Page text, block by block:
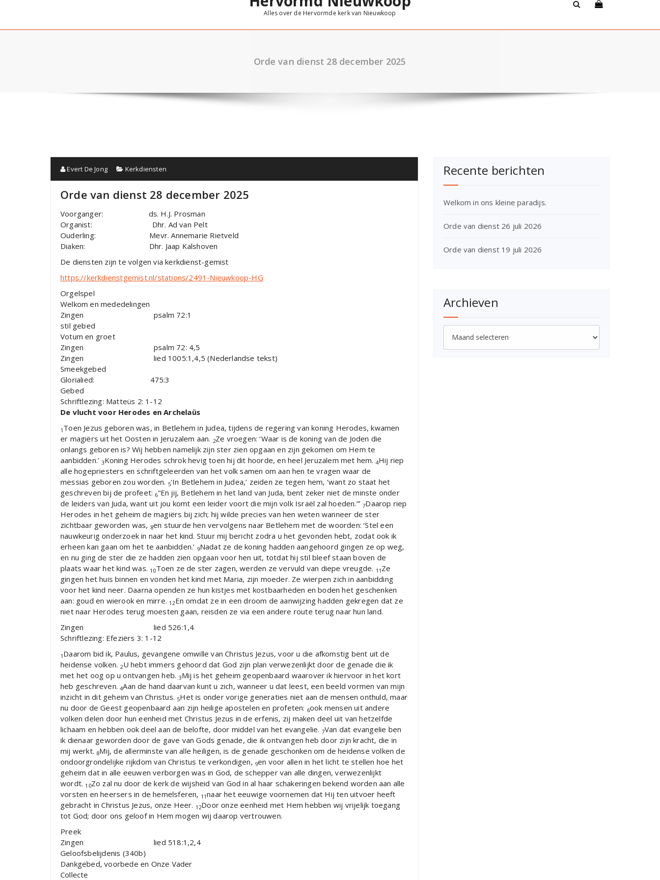
Alles over de Hervormde kerk van Nieuwkoop
Orde van dienst 28 december 2025
Evert De Jong Kerkdiensten
Orde van dienst 28 december 2025
Voorganger: ds. H.J. Prosman
Organist: Dhr. Ad van Pelt
Ouderling: Mevr. Annemarie Rietveld
Diaken: Dhr. Jaap Kalshoven
De diensten zijn te volgen via kerkdienst-gemist
https://kerkdienstgemist.nl/stations/2491-Nieuwkoop-HG
Orgelspel
Welkom en mededelingen
Zingen psalm 72:1
stil gebed
Votum en groet
Zingen psalm 72: 4,5
Zingen lied 1005:1,4,5 (Nederlandse tekst)
Smeekgebed
Glorialied: 475:3
Gebed
Schriftlezing: Matteüs 2: 1-12
De vlucht voor Herodes en Archelaüs
1 Toen Jezus geboren was, in Betlehem in Judea, tijdens de regering van koning Herodes, kwamen
er magiërs uit het Oosten in Jeruzalem aan. 2Ze vroegen: ‘Waar is de koning van de Joden die
onlangs geboren is? Wij hebben namelijk zijn ster zien opgaan en zijn gekomen om Hem te
aanbidden.’ 3Koning Herodes schrok hevig toen hij dit hoorde, en heel Jeruzalem met hem. 4Hij riep
alle hogepriesters en schriftgeleerden van het volk samen om aan hen te vragen waar de
messias geboren zou worden. 5‘In Betlehem in Judea,’ zeiden ze tegen hem, ‘want zo staat het
geschreven bij de profeet: 6“En jij, Betlehem in het land van Juda, bent zeker niet de minste onder
de leiders van Juda, want uit jou komt een leider voort die mijn volk Israël zal hoeden.”’7Daarop riep
Herodes in het geheim de magiërs bij zich; hij wilde precies van hen weten wanneer de ster
zichtbaar geworden was, 8en stuurde hen vervolgens naar Betlehem met de woorden: ‘Stel een
nauwkeurig onderzoek in naar het kind. Stuur mij bericht zodra u het gevonden hebt, zodat ook ik
erheen kan gaan om het te aanbidden.’ 9Nadat ze de koning hadden aangehoord gingen ze op weg,
en nu ging de ster die ze hadden zien opgaan voor hen uit, totdat hij stil bleef staan boven de
plaats waar het kind was. 10Toen ze de ster zagen, werden ze vervuld van diepe vreugde. 11 Ze
gingen het huis binnen en vonden het kind met Maria, zijn moeder. Ze wierpen zich in aanbidding
voor het kind neer. Daarna openden ze hun kistjes met kostbaarheden en boden het geschenken
aan: goud en wierook en mirre. 12En omdat ze in een droom de aanwijzing hadden gekregen dat ze
niet naar Herodes terug moesten gaan, reisden ze via een andere route terug naar hun land.
Zingen lied 526:1,4
Schriftlezing: Efeziërs 3: 1-12
1 Daarom bid ik, Paulus, gevangene omwille van Christus Jezus, voor u die afkomstig bent uit de
heidense volken. 2U hebt immers gehoord dat God zijn plan verwezenlijkt door de genade die ik
met het oog op u ontvangen heb. 3Mij is het geheim geopenbaard waarover ik hiervoor in het kort
heb geschreven. 4Aan de hand daarvan kunt u zich, wanneer u dat leest, een beeld vormen van mijn
inzicht in dit geheim van Christus. 5Het is onder vorige generaties niet aan de mensen onthuld, maar
nu door de Geest geopenbaard aan zijn heilige apostelen en profeten: 6ook mensen uit andere
volken delen door hun eenheid met Christus Jezus in de erfenis, zij maken deel uit van hetzelfde
lichaam en hebben ook deel aan de belofte, door middel van het evangelie. 7Van dat evangelie ben
ik dienaar geworden door de gave van Gods genade, die ik ontvangen heb door zijn kracht, die in
mij werkt. 8Mij, de allerminste van alle heiligen, is de genade geschonken om de heidense volken de
ondoorgrondelijke rijkdom van Christus te verkondigen, 9en voor allen in het licht te stellen hoe het
geheim dat in alle eeuwen verborgen was in God, de schepper van alle dingen, verwezenlijkt
wordt. 10Zo zal nu door de kerk de wijsheid van God in al haar schakeringen bekend worden aan alle
vorsten en heersers in de hemelsferen, 11naar het eeuwige voornemen dat Hij ten uitvoer heeft
gebracht in Christus Jezus, onze Heer. 12Door onze eenheid met Hem hebben wij vrijelijk toegang
tot God; door ons geloof in Hem mogen wij daarop vertrouwen.
Preek
Zingen lied 518:1,2,4
Geloofsbelijdenis (340b)
Dankgebed, voorbede en Onze Vader
Collecte
Recente berichten
Welkom in ons kleine paradijs.
Orde van dienst 26 juli 2026
Orde van dienst 19 juli 2026
Archieven
Archieven